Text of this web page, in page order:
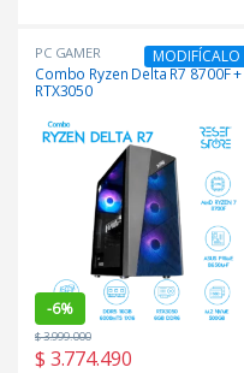
PC GAMER
Combo Ryzen Delta R7 8700F +
RTX3050
-6%
MODIFÍCALO
$ 3.774.490
$3.999.000